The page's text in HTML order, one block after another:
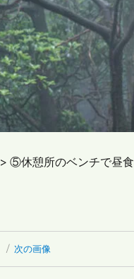
>⑤休憩所のベンチで昼食
次の画像